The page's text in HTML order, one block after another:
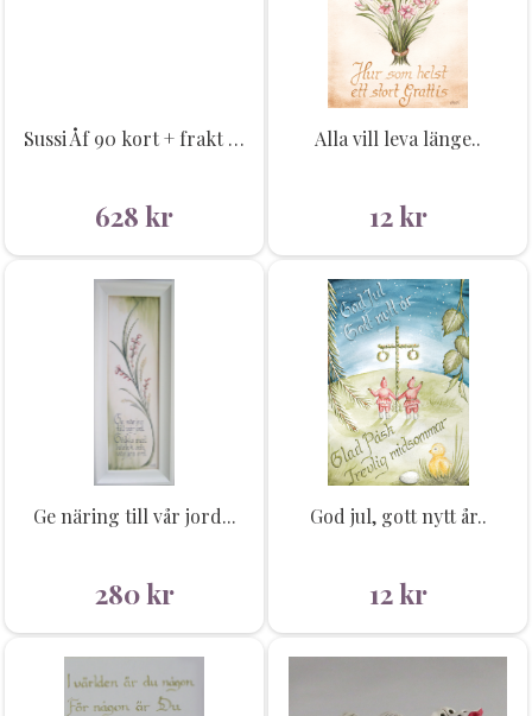
Sussi Åf 90 kort + frakt + moms
628 kr
Alla vill leva länge..
12kr
Ge näring till vår jord...
280kr
God jul, gott nytt år..
12kr